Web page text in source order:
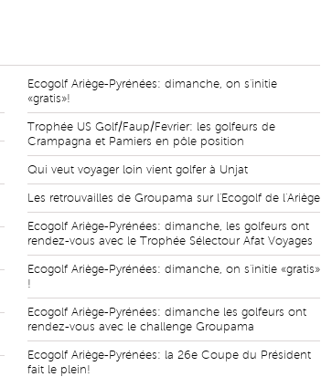
Ecogolf Ariège-Pyrénées: dimanche, on s'initie
«gratis»!
Trophée US Golf/Faup/Fevrier: les golfeurs de
Crampagna et Pamiers en pôle position
Qui veut voyager loin vient golfer à Unjat
Les retrouvailles de Groupama sur l'Ecogolf de l'Ariège
Ecogolf Ariège-Pyrénées: dimanche, les golfeurs ont
rendez-vous avec le Trophée Sélectour Afat Voyages
Ecogolf Ariège-Pyrénées: dimanche, on s'initie «gratis»
!
Ecogolf Ariège-Pyrénées: dimanche les golfeurs ont
rendez-vous avec le challenge Groupama
Ecogolf Ariège-Pyrénées: la 26e Coupe du Président
fait le plein!